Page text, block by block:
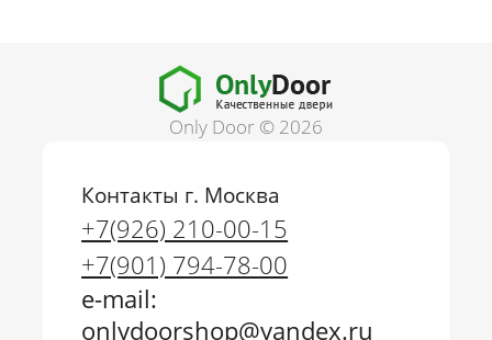
Only Door © 2026
Контакты г. Москва
+7(926) 210-00-15
+7(901) 794-78-00
e-mail:
onlydoorshop@yandex.ru